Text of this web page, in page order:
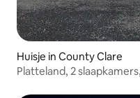
Huisje in County Clare
Platteland, 2